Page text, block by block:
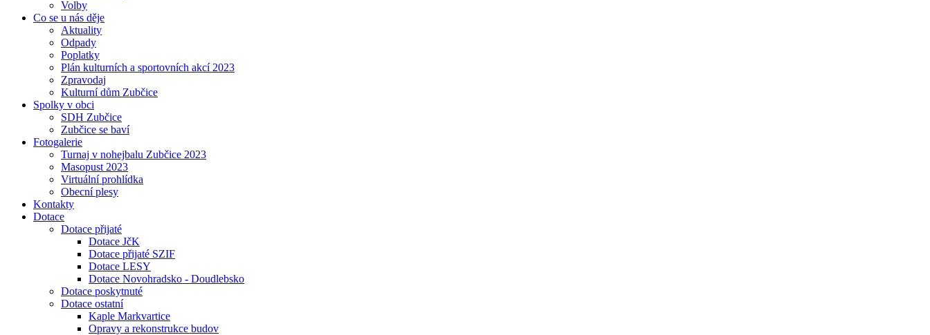
Volby
Co se u nás děje
Aktuality
Odpady
Poplatky
Plán kulturních a sportovních akcí 2023
Zpravodaj
Kulturní dům Zubčice
Spolky v obci
SDH Zubčice
Zubčice se baví
Fotogalerie
Turnaj v nohejbalu Zubčice 2023
Masopust 2023
Virtuální prohlídka
Obecní plesy
Kontakty
Dotace
Dotace přijaté
Dotace JčK
Dotace přijaté SZIF
Dotace LESY
Dotace Novohradsko - Doudlebsko
Dotace poskytnuté
Dotace ostatní
Kaple Markvartice
Opravy a rekonstrukce budov